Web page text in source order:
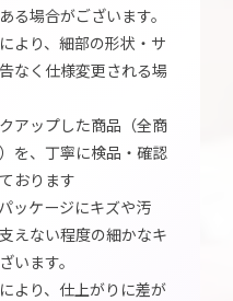
る場合がございます。
より、細部の形状・サ
なく仕様変更される場
アップした商品（全商
を、丁寧に検品・確認
おります
ッケージにキズや汚
えない程度の細かなキ
います。
より、仕上がりに差が